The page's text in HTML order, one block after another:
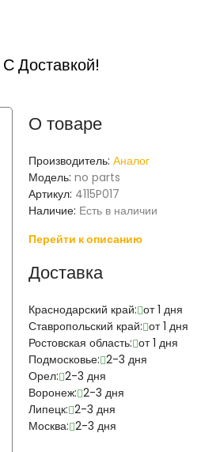
Доставкой!
О товаре
Производитель:Аналог
Модель:no parts
Артикул: 4115P017
Наличие: Есть в наличии
Перейти к описанию
Доставка
Краснодарский край: от 1 дня
Ставропольский край: от 1 дня
Ростовская область: от 1 дня
Подмосковье: 2-3 дня
Орел: 2-3 дня
Воронеж: 2-3 дня
Липецк: 2-3 дня
Москва: 2-3 дня